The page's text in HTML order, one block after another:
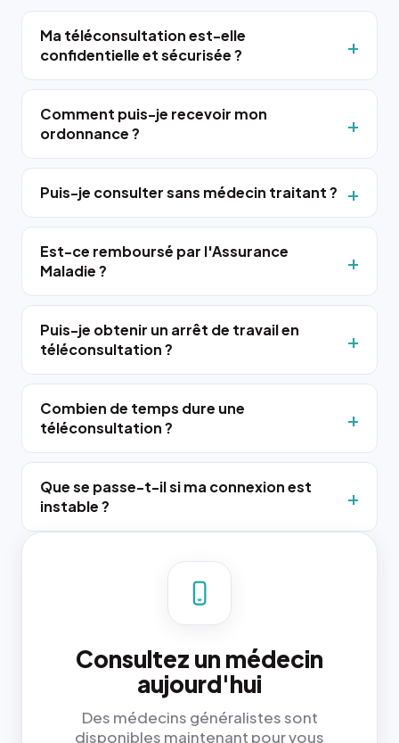
Ma téléconsultation est-elle
confidentielle et sécurisée ?
Comment puis-je recevoir mon
ordonnance ?
Puis-je consulter sans médecin traitant ?
Est-ce remboursé par l'Assurance
Maladie ?
Puis-je obtenir un arrêt de travail en
téléconsultation ?
Combien de temps dure une
téléconsultation ?
Que se passe-t-il si ma connexion est
instable ?
Consultez un médecin
aujourd'hui
Des médecins généralistes sont
disponibles maintenant pour vous